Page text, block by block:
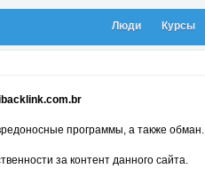
Люди Курсы
программы, а также обман.
за контент данного сайта.